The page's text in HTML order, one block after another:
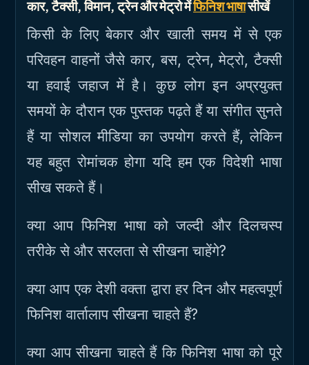
कार, ​​टैक्सी, विमान, ट्रेन और मेट्रो मेंफिनिश भाषासीखें
किसी के लिए बेकार और खाली समय में से एक
परिवहन वाहनों जैसे कार, बस, ट्रेन, मेट्रो, टैक्सी
या हवाई जहाज में है। कुछ लोग इन अप्रयुक्त
समयों के दौरान एक पुस्तक पढ़ते हैं या संगीत सुनते
हैं या सोशल मीडिया का उपयोग करते हैं, लेकिन
यह बहुत रोमांचक होगा यदि हम एक विदेशी भाषा
सीख सकते हैं।
क्या आप फिनिश भाषा को जल्दी और दिलचस्प
तरीके से और सरलता से सीखना चाहेंगे?
क्या आप एक देशी वक्ता द्वारा हर दिन और महत्वपूर्ण
फिनिश वार्तालाप सीखना चाहते हैं?
क्या आप सीखना चाहते हैं कि फिनिश भाषा को पूरे